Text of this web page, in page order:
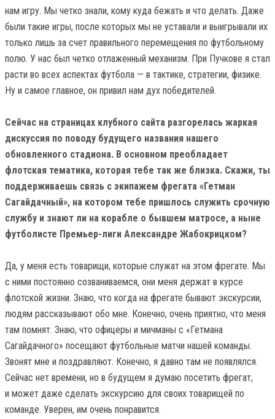
нам игру. Мы четко знали, кому куда бежать и что делать. Даже
были такие игры, после которых мы не уставали и выигрывали их
только лишь за счет правильного перемещения по футбольному
полю. У нас был четко отлаженный механизм. При Пучкове я стал
расти во всех аспектах футбола — в тактике, стратегии, физике.
Ну и самое главное, он привил нам дух победителей.
Сейчас на страницах клубного сайта разгорелась жаркая
дискуссия по поводу будущего названия нашего
обновленного стадиона. В основном преобладает
флотская тематика, которая тебе так же близка. Скажи, ты
поддерживаешь связь с экипажем фрегата «Гетман
Сагайдачный», на котором тебе пришлось служить срочную
службу и знают ли на корабле о бывшем матросе, а ныне
футболисте Премьер-лиги Александре Жабокрицком?
Да, у меня есть товарищи, которые служат на этом фрегате. Мы
с ними постоянно созваниваемся, они меня держат в курсе
флотской жизни. Знаю, что когда на фрегате бывают экскурсии,
людям рассказывают обо мне. Конечно, очень приятно, что меня
там помнят. Знаю, что офицеры и мичманы с «Гетмана
Сагайдачного» посещают футбольные матчи нашей команды.
Звонят мне и поздравляют. Конечно, я давно там не появлялся.
Сейчас нет времени, но в будущем я думаю посетить фрегат,
и может даже сделать экскурсию для своих товарищей по
команде. Уверен, им очень понравится.